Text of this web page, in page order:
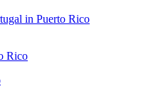
in Puerto Rico
Rico